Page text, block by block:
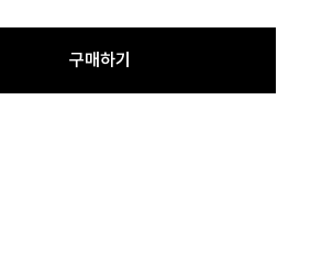
구매하기